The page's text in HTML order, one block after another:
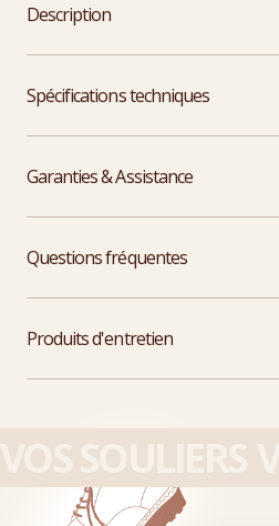
Description
Spécifications techniques
Garanties & Assistance
Questions fréquentes
Produits d'entretien